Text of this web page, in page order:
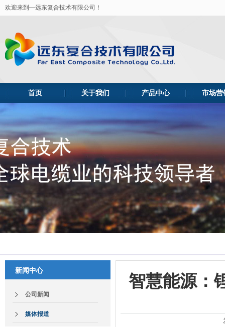
欢迎来到—远东复合技术有限公司！
首页 关于我们 产品中心 市场营
新闻中心
公司新闻
媒体报道
智慧能源：